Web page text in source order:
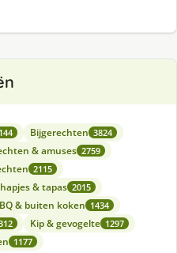
Bijgerechten 3824
& amuses 2759
2115
& tapas 2015
& buiten koken 1434
Kip & gevogelte 1297
1177